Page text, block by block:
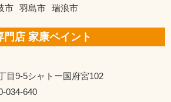
市 羽島市 瑞浪市
店 家康ペイント
目9-5シャトー国府宮102
034-640